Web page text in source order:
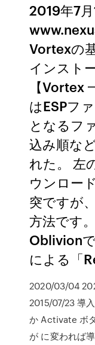
2019年7
Vortexの
インスト
【Vortex
はESPフ
となるフ
込み順な
れた。 左
ウンロー
突ですが
方法です
Oblivion
による「
2020/03/04
2015/07/23 導
か Activate ボ
が に変われば